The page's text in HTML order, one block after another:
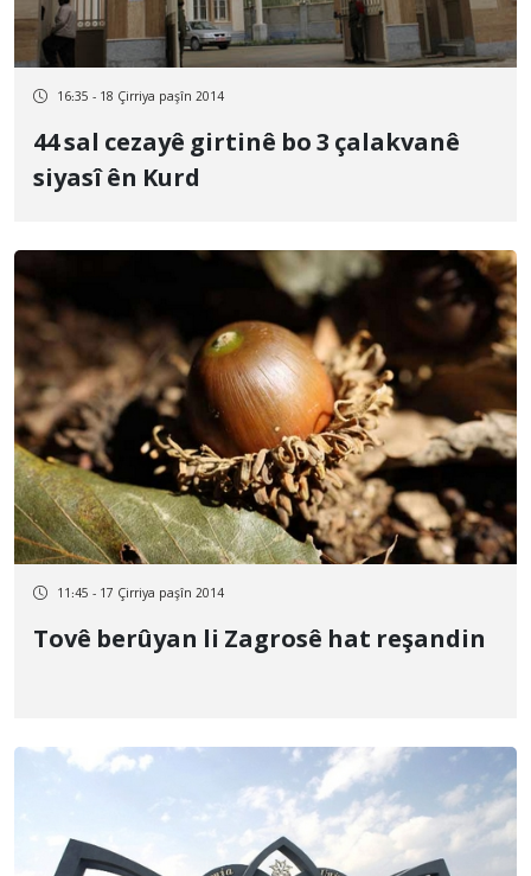
16:35 - 18 Çirriya paşîn 2014
44 sal cezayê girtinê bo 3 çalakvanê
siyasî ên Kurd
11:45 - 17 Çirriya paşîn 2014
Tovê berûyan li Zagrosê hat reşandin